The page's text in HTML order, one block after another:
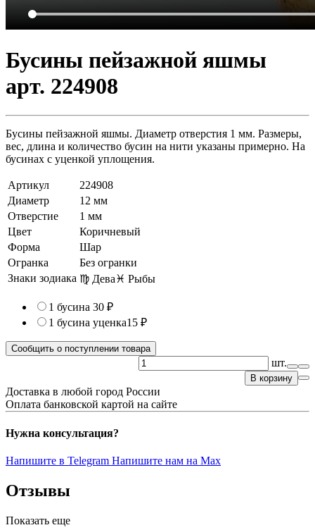
Бусины пейзажной яшмы
арт. 224908
Бусины пейзажной яшмы. Диаметр отверстия 1 мм. Размеры,
вес, длина и количество бусин на нити указаны примерно. На
бусинах с уценкой уплощения.
Артикул
224908
Диаметр
12 мм
Отверстие
1 мм
Цвет
Коричневый
Форма
Шар
Огранка
Без огранки
Знаки зодиака ♍ Дева♓ Рыбы
1 бусина 30 ₽
1 бусина уценка15 ₽
Сообщить о поступлении товара
шт.
В корзину
Доставка в любой город России
Оплата банковской картой на сайте
Нужна консультация?
Напишите в Telegram Напишите нам на Max
Отзывы
Показать еще